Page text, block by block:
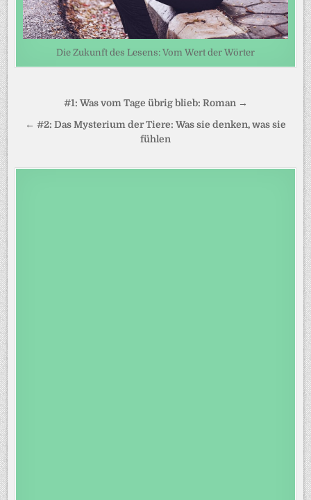
Die Zukunft des Lesens: Vom Wert der Wörter
Beitragsnavigation
#1: Was vom Tage übrig blieb: Roman →
← #2: Das Mysterium der Tiere: Was sie denken, was sie
fühlen